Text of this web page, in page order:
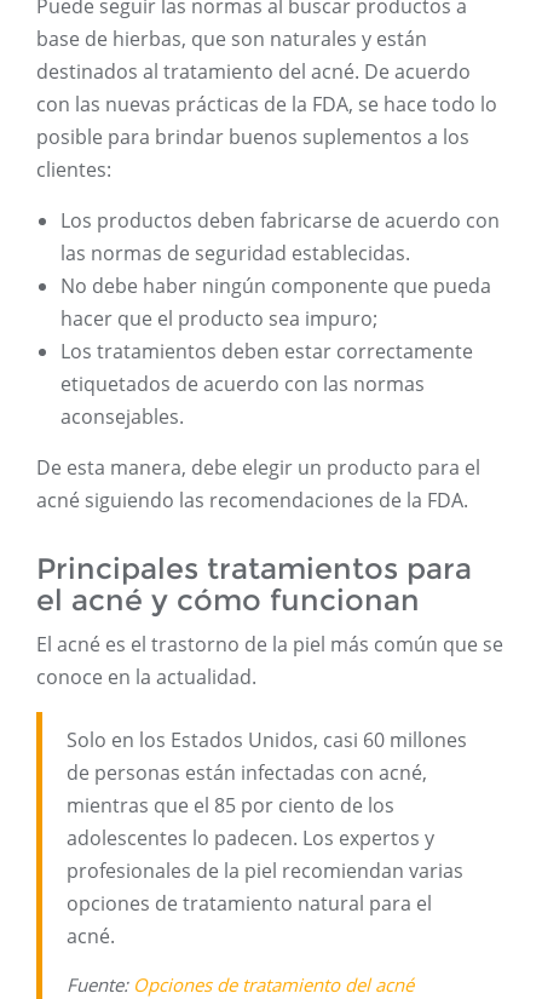
Puede seguir las normas al buscar productos a
base de hierbas, que son naturales y están
destinados al tratamiento del acné. De acuerdo
con las nuevas prácticas de la FDA, se hace todo lo
posible para brindar buenos suplementos a los
clientes:
Los productos deben fabricarse de acuerdo con
las normas de seguridad establecidas.
No debe haber ningún componente que pueda
hacer que el producto sea impuro;
Los tratamientos deben estar correctamente
etiquetados de acuerdo con las normas
aconsejables.
De esta manera, debe elegir un producto para el
acné siguiendo las recomendaciones de la FDA.
Principales tratamientos para
el acné y cómo funcionan
El acné es el trastorno de la piel más común que se
conoce en la actualidad.
Solo en los Estados Unidos, casi 60 millones
de personas están infectadas con acné,
mientras que el 85 por ciento de los
adolescentes lo padecen. Los expertos y
profesionales de la piel recomiendan varias
opciones de tratamiento natural para el
acné.
Fuente: Opciones de tratamiento del acné